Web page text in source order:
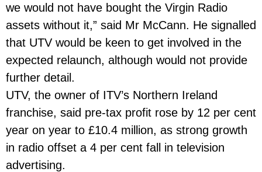
we would not have bought the Virgin Radio
assets without it,” said Mr McCann. He signalled
that UTV would be keen to get involved in the
expected relaunch, although would not provide
further detail.
UTV, the owner of ITV’s Northern Ireland
franchise, said pre-tax profit rose by 12 per cent
year on year to £10.4 million, as strong growth
in radio offset a 4 per cent fall in television
advertising.